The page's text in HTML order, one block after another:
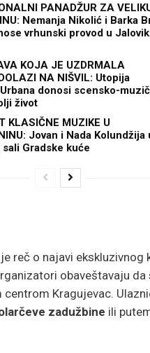
PANADŽUR ZA
Nemanja Nikolić i Barka
vrhunski provod u Jalovik
KOJA JE UZDRMALA
NA NIŠVIL: Utopija
donosi scensko-
život
KLASIČNE MUZIKE U
Jovan i Nada Kolundžija
Gradske kuće
reč o najavi
obaveštavaju
centrom Kragujevac.
zadužbine ili